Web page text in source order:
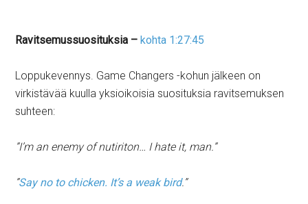
Ravitsemussuosituksia – kohta 1:27:45
Loppukevennys. Game Changers -kohun jälkeen on
virkistävää kuulla yksioikoisia suosituksia ravitsemuksen
suhteen:
”I’m an enemy of nutiriton… I hate it, man.”
”Say no to chicken. It’s a weak bird.”